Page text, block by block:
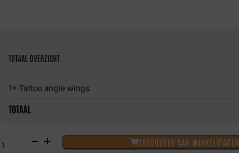
TOTAAL OVERZICHT
1× Tattoo angle wings
TOTAAL
angle
TOEVOEGEN AAN WINKELWAGEN